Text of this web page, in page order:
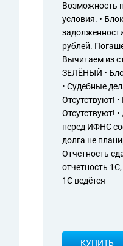
Возможность
условия. •
рублей.
Вычитаем из
ЗЕЛЁНЫЙ •
• Судебные
Отсутствуют!
Отсутствуют!
перед ИФНС
долга не
Отчетность
отчетность
1С ведётся
КУПИТЬ